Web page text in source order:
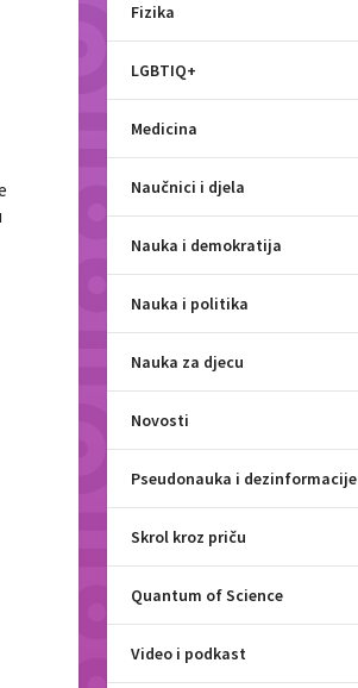
Fizika
LGBTIQ+
Medicina
Naučnici i djela
Nauka i demokratija
Nauka i politika
Nauka za djecu
Novosti
Pseudonauka i dezinformacije
Skrol kroz priču
Quantum of Science
Video i podkast